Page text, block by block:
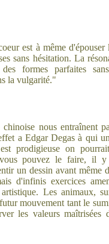
est à même d'épouser
sans hésitation. La
formes parfaites
la vulgarité."
nous entraînent
a Edgar Degas à qui
prodigieuse on
pouvez le faire, il
un dessin avant même
d'infinis exercices
Les animaux,
mouvement tant le
les valeurs